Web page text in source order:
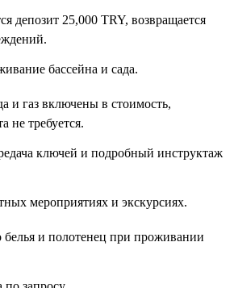
депозит 25,000 TRY, возвращается
бассейна и сада.
и газ включены в стоимость,
не требуется.
ключей и подробный инструктаж
мероприятиях и экскурсиях.
и полотенец при проживании